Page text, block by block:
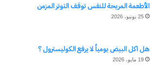
الأطعمة المريحة للنفس توقف التوتر المزمن
25 يونيو، 2026
هل اكل البيض يومياً لا يرفع الكوليسترول ؟
19 مايو، 2026